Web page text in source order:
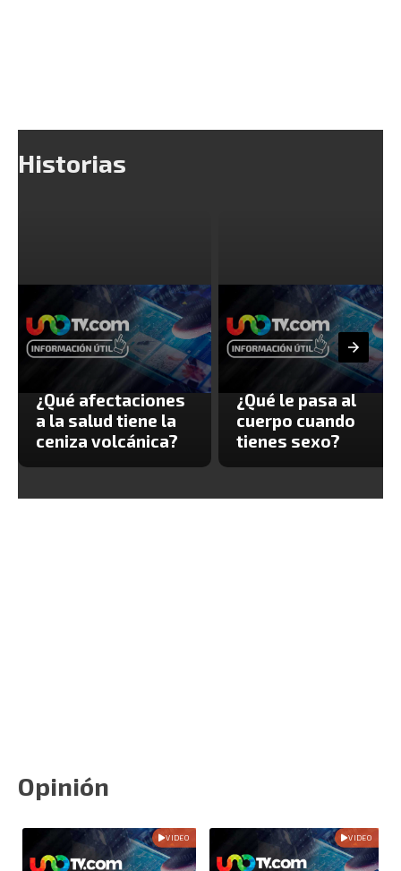
Historias
¿Qué afectaciones
a la salud tiene la
ceniza volcánica?
¿Qué le pasa al
cuerpo cuando
tienes sexo?
Opinión
VIDEO VIDEO